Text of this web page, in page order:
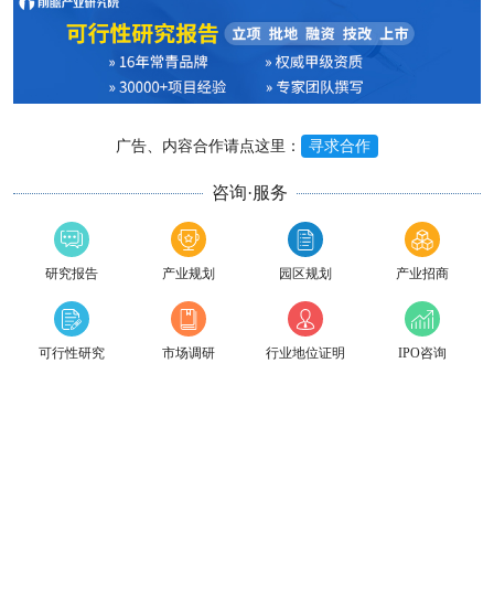
广告、内容合作请点这里： 寻求合作
咨询·服务
研究报告 产业规划 园区规划 产业招商
可行性研究 市场调研 行业地位证明 IPO咨询